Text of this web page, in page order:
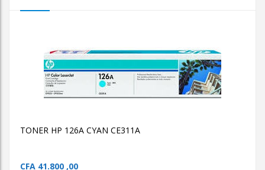
AJOUTER AU PANIER
TONER HP 126A CYAN
CE311A
TONER HP 126A CYAN CE311A
CFA 41.800 ,00